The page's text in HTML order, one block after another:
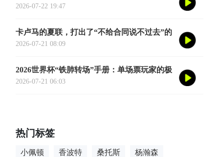
会被夜生活诱惑走
2026-07-22 19:47
卡卢马的夏联，打出了“不给合同说不过去”的
数据
2026-07-21 08:09
2026世界杯“铁肺转场”手册：单场票玩家的极
限跨城生存法则
2026-07-21 06:03
热门标签
小佩顿 香波特 桑托斯 杨瀚森